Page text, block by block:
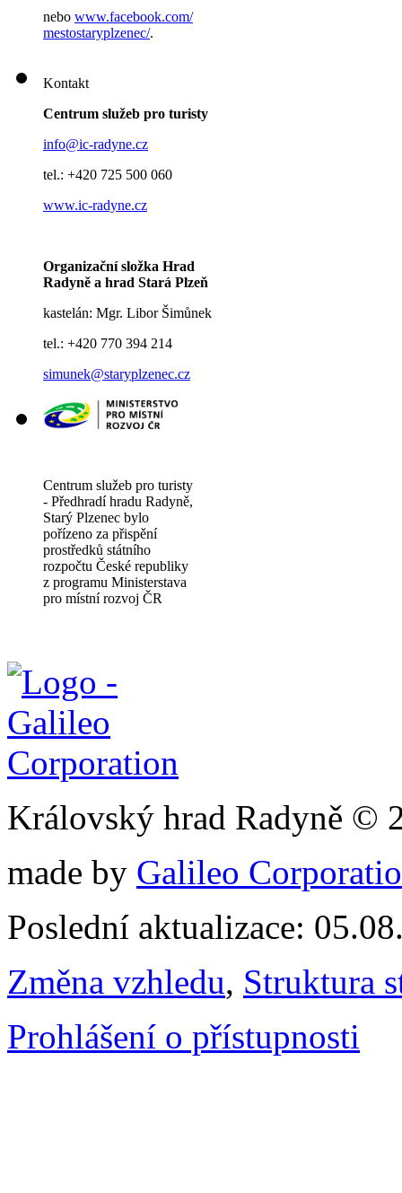
nebo www.facebook.com/
mestostaryplzenec/.
Kontakt
Centrum služeb pro turisty
info@ic-radyne.cz
tel.: +420 725 500 060
www.ic-radyne.cz
Organizační složka Hrad
Radyně a hrad Stará Plzeň
kastelán: Mgr. Libor Šimůnek
tel.: +420 770 394 214
simunek@staryplzenec.cz
Centrum služeb pro turisty
- Předhradí hradu Radyně,
Starý Plzenec bylo
pořízeno za přispění
prostředků státního
rozpočtu České republiky
z programu Ministerstava
pro místní rozvoj ČR
Královský hrad Radyně ©
made by Galileo
Poslední aktualizace:
Změna vzhledu, Struktura
Prohlášení o přístupnosti